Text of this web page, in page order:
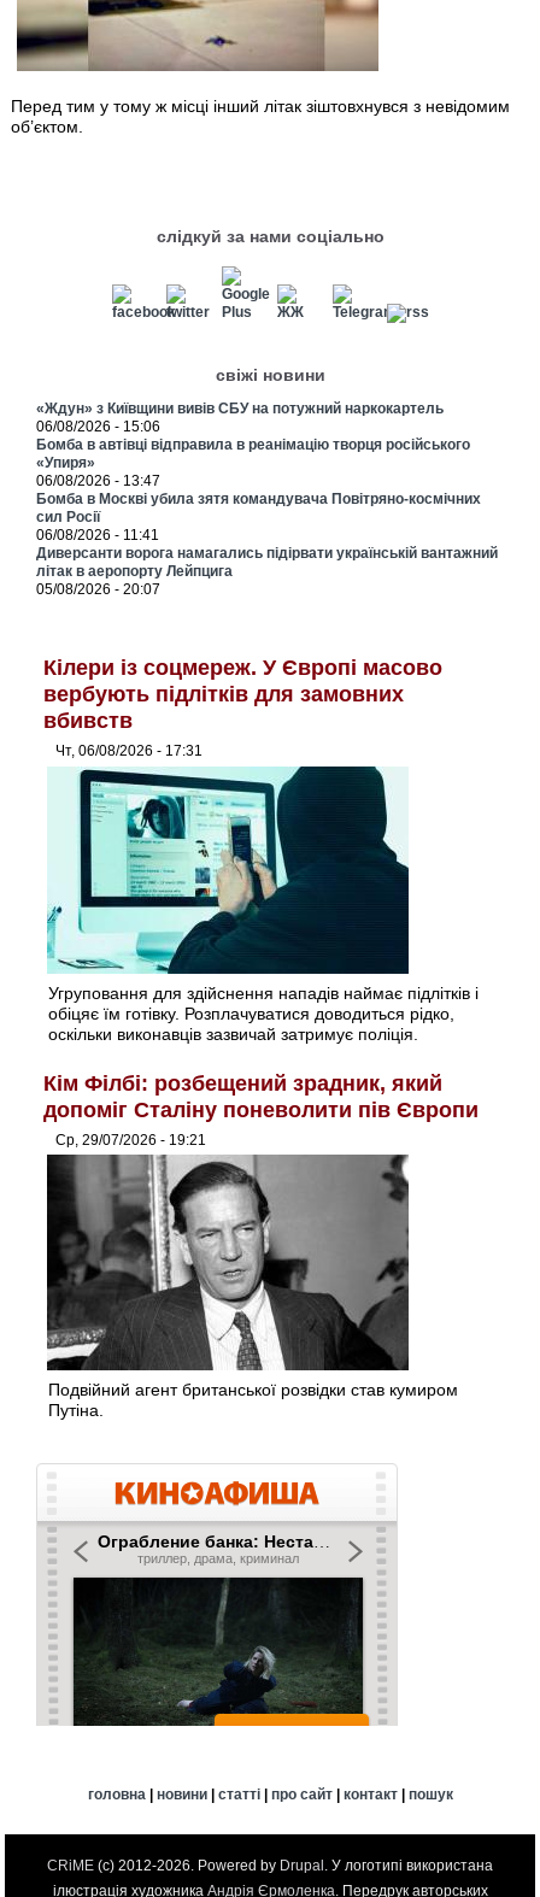
Перед тим у тому ж місці інший літак зіштовхнувся з невідомим
об’єктом.
слідкуй за нами соціально
свіжі новини
«Ждун» з Київщини вивів СБУ на потужний наркокартель
06/08/2026 - 15:06
Бомба в автівці відправила в реанімацію творця російського
«Упиря»
06/08/2026 - 13:47
Бомба в Москві убила зятя командувача Повітряно-космічних
сил Росії
06/08/2026 - 11:41
Диверсанти ворога намагались підірвати українській вантажний
літак в аеропорту Лейпцига
05/08/2026 - 20:07
Кілери із соцмереж. У Європі масово
вербують підлітків для замовних
вбивств
Чт, 06/08/2026 - 17:31
Угруповання для здійснення нападів наймає підлітків і
обіцяє їм готівку. Розплачуватися доводиться рідко,
оскільки виконавців зазвичай затримує поліція.
Кім Філбі: розбещений зрадник, який
допоміг Сталіну поневолити пів Європи
Ср, 29/07/2026 - 19:21
Подвійний агент британської розвідки став кумиром
Путіна.
головна| новини| статті| про сайт| контакт| пошук
CRiME (c) 2012-2026. Powered by Drupal . У логотипі використана
ілюстрація художника Андрія Єрмоленка. Передрук авторських